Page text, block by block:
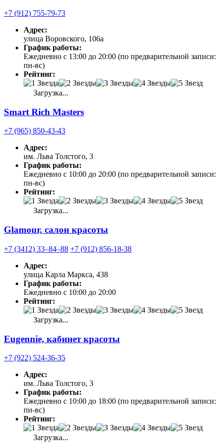
+7 (912) 755-79-73
Адрес:
улица Воровского, 106а
График работы:
Ежедневно с 13:00 до 20:00 (по предварительной записи:
пн-вс)
Рейтинг:
Загрузка...
Smart Rich Masters
+7 (965) 850-43-43
Адрес:
им. Льва Толстого, 3
График работы:
Ежедневно с 10:00 до 20:00 (по предварительной записи:
пн-вс)
Рейтинг:
Загрузка...
Glamour, салон красоты
+7 (3412) 33‒84‒88 +7 (912) 856-18-38
Адрес:
улица Карла Маркса, 438
График работы:
Ежедневно с 10:00 до 20:00
Рейтинг:
Загрузка...
Eugennie, кабинет красоты
+7 (922) 524-36-35
Адрес:
им. Льва Толстого, 3
График работы:
Ежедневно с 10:00 до 18:00 (по предварительной записи:
пн-вс)
Рейтинг:
Загрузка...